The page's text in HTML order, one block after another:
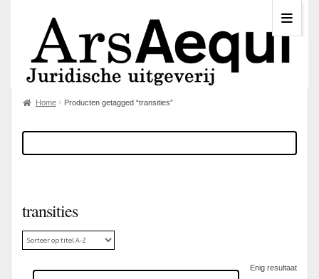
Home Producten getagged “transities”
transities
Enig resultaat